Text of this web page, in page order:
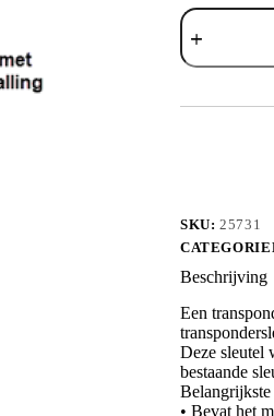
nikkel
KIA9TE
zonder
aantal
SKU:25731
Beschrijving
Een
Deze sleutel
bestaande
Belangrijkste
• Bevat het